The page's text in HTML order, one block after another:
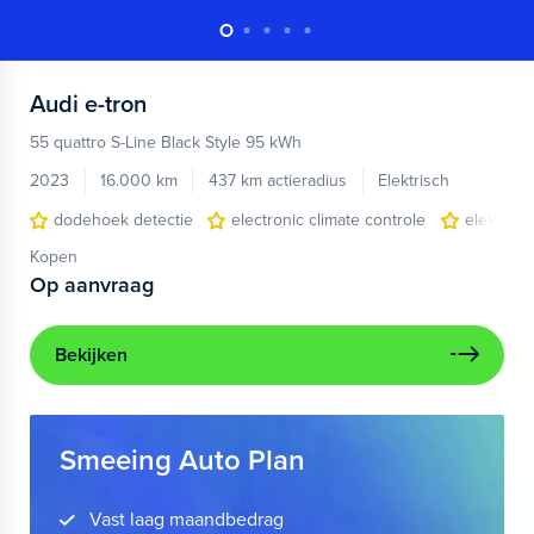
Audi e-tron
55 quattro S-Line Black Style 95 kWh
2023
16.000 km 437 km actieradius
Elektrisch
dodehoek detectie
electronic climate controle
Kopen
Op aanvraag
Bekijken
Smeeing Auto Plan
Vast laag maandbedrag